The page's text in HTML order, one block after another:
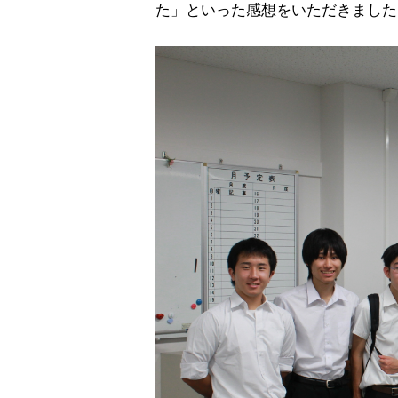
た」といった感想をいただきまし